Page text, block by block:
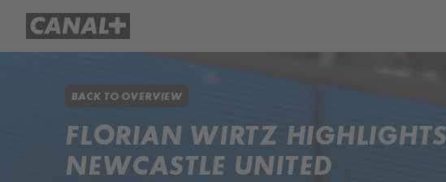
BACK TO OVERVIEW
FLORIAN WIRTZ
NEWCASTLE UNITED